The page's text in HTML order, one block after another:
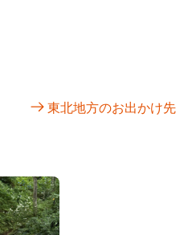
東北地方のお出かけ先